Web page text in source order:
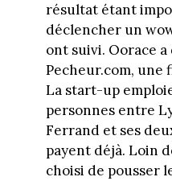
résultat étant
déclencher un
ont suivi. Oorace
Pecheur.com, une
La start-up
personnes entre
Ferrand et ses
payent déjà. Loin
choisi de pousser